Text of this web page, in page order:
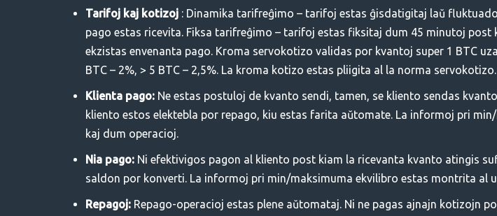
Tarifoj kaj kotizoj : Dinamika tarifreĝimo – tarifoj estas ĝisdatigitaj laŭ
pago estas ricevita. Fiksa tarifreĝimo – tarifoj estas fiksitaj dum 45 minutoj
ekzistas envenanta pago. Kroma servokotizo validas por kvantoj super 1 BTC
BTC – 2%, > 5 BTC – 2,5%. La kroma kotizo estas pliigita al la norma servokotizo.
Klienta pago: Ne estas postuloj de kvanto sendi, tamen, se kliento sendas
kliento estos elektebla por repago, kiu estas farita aŭtomate. La informoj pri
kaj dum operacioj.
Nia pago: Ni efektivigos pagon al kliento post kiam la ricevanta kvanto atingis
saldon por konverti. La informoj pri min/maksimuma ekvilibro estas montrita al
Repagoj: Repago-operacioj estas plene aŭtomataj. Ni ne pagas ajnajn kotizojn